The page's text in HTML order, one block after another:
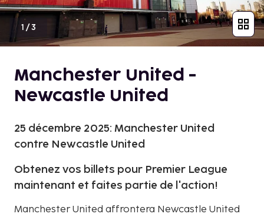
1 /3
Manchester United -
Newcastle United
25 décembre 2025: Manchester United
contre Newcastle United
Obtenez vos billets pour Premier League
maintenant et faites partie de l'action!
Manchester United affrontera Newcastle United